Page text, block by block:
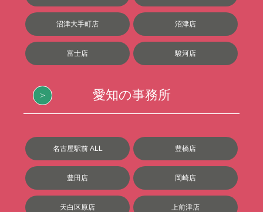
沼津大手町店 沼津店
富士店 駿河店
愛知の事務所
名古屋駅前 ALL 豊橋店
豊田店 岡崎店
天白区原店 上前津店